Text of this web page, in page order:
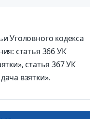
Уголовного кодекса
статья 366 УК
статья 367 УК
взятки».